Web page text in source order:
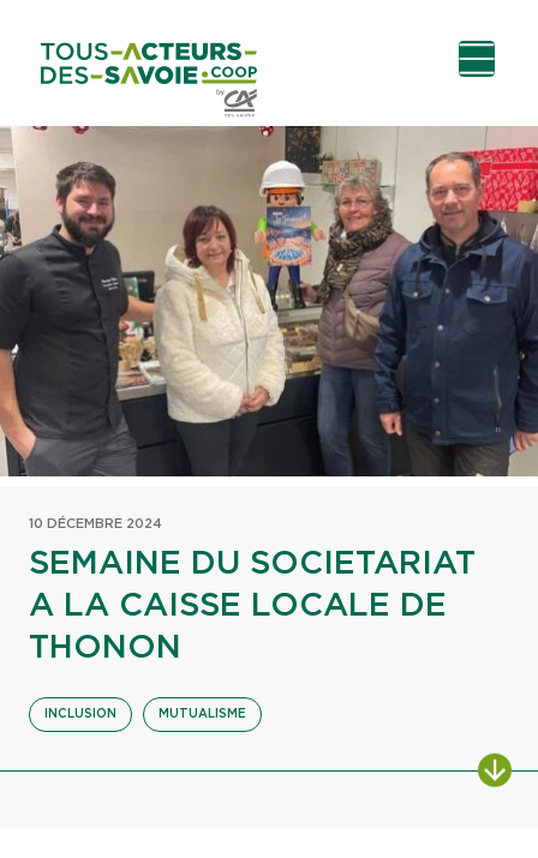
contenu
principal
10 DÉCEMBRE 2024
SEMAINE DU SOCIETARIAT
A LA CAISSE LOCALE DE
THONON
INCLUSION MUTUALISME